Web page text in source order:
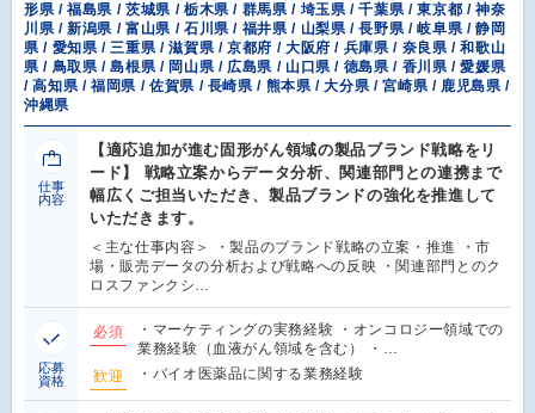
形県 / 福島県 / 茨城県 / 栃木県 / 群馬県 / 埼玉県 / 千葉県 / 東京都 / 神奈
川県 / 新潟県 / 富山県 / 石川県 / 福井県 / 山梨県 / 長野県 / 岐阜県 / 静岡
県 / 愛知県 / 三重県 / 滋賀県 / 京都府 / 大阪府 / 兵庫県 / 奈良県 / 和歌山
県 / 鳥取県 / 島根県 / 岡山県 / 広島県 / 山口県 / 徳島県 / 香川県 / 愛媛県
/ 高知県 / 福岡県 / 佐賀県 / 長崎県 / 熊本県 / 大分県 / 宮崎県 / 鹿児島県 /
沖縄県
仕事
内容
【適応追加が進む固形がん領域の製品ブランド戦略をリ
ード】 戦略立案からデータ分析、関連部門との連携まで
幅広くご担当いただき、製品ブランドの強化を推進して
いただきます。
＜主な仕事内容＞ ・製品のブランド戦略の立案・推進 ・市
場・販売データの分析および戦略への反映 ・関連部門とのク
ロスファンクシ…
応募
資格
必須
・マーケティングの実務経験 ・オンコロジー領域での
業務経験（血液がん領域を含む） ・…
歓迎
・バイオ医薬品に関する業務経験